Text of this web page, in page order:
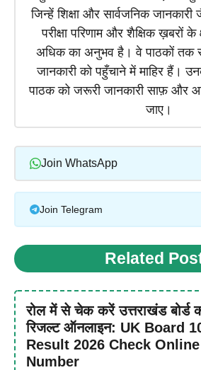
जिन्हें शिक्षा और सार्वजनिक
परीक्षा परिणाम और शैक्षिक ख़बरों
अधिक का अनुभव है। वे पाठकों तक
जानकारी को पहुँचाने में माहिर हैं।
पाठक को जरूरी जानकारी साफ़ और
जाए।
Join WhatsApp
Join Telegram
Related
रोल में से चेक करें उत्तराखंड बोर्ड
रिजल्ट ऑनलाइन: UK Board
Result 2026 Check Online
Number